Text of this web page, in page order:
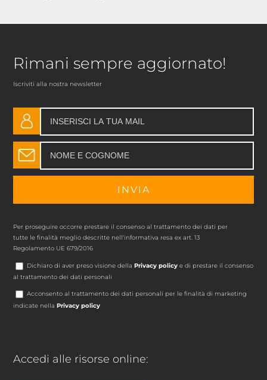
Rimani sempre aggiornato!
Iscriviti alla nostra newsletter
Per proseguire occorre prestare il consenso al trattamento dei dati per
tutte le finalità meglio descritte nell'informativa resa ex art. 13
Regolamento UE 679/2016
Dichiaro di aver preso visione dellaPrivacy policy e di prestare il consenso
al trattamento dei dati personali
Acconsento al trattamento dei dati personali per le finalità di marketing
indicate nellaPrivacy policy
Accedi alle risorse online: